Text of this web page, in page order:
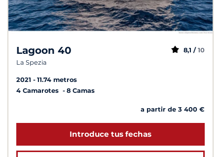
Lagoon 40
La Spezia
8,1 / 10
2021
11.74 metros
4 Camarotes
8 Camas
a partir de 3 400 €
Introduce tus fechas